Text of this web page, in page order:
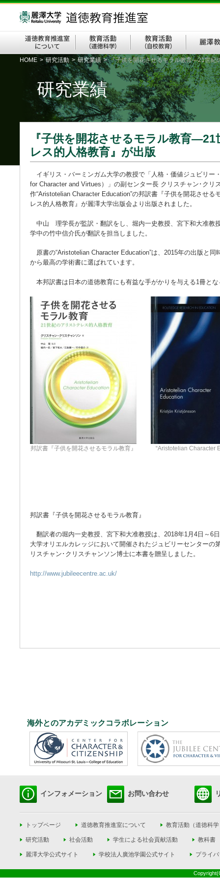
HOME > 研究活動 > 研究業績 > 『子供を開花させるモラル教育―21世紀
研究業績
『子供を開花させるモラル教育
レス的人格教育』が出版
イギリス・バーミンガム大学の教授で「人格・価値ジュビリー
for Character and Virtues）」の副センター長 クリスチャン･クリ
作“Aristotelian Character Education”の邦訳書『子供を開花させ
レス的人格教育』が麗澤大学出版会より出版されました。
中山 理学長が監訳・翻訳をし、堀内一史教授、宮下和大准教
学中の竹中信介氏が翻訳を担当しました。
原書の“Aristotelian Character Education”は、2015年の出版と同
から最高の学術書に選ばれています。
本邦訳書は日本の道徳教育にも有益な手がかりを与える1冊と
邦訳書『子供を開花させるモラル教育』 “Aristotelian Character
邦訳書『子供を開花させるモラル教育』
翻訳者の堀内一史教授、宮下和大准教授は、2018年1月4日～6
大学オリエルカレッジにおいて開催されたジュビリーセンターの
リスチャン･クリスチャンソン博士に本書を贈呈しました。
http://www.jubileecentre.ac.uk/
海外とのアカデミックコラボレーション
インフォメーション お問い合わせ
トップページ 道徳教育推進室について 教育活動（道徳科
研究活動 社会活動 学生による社会貢献活動 教科書
麗澤大学公式サイト 学校法人廣池学園公式サイト プライ